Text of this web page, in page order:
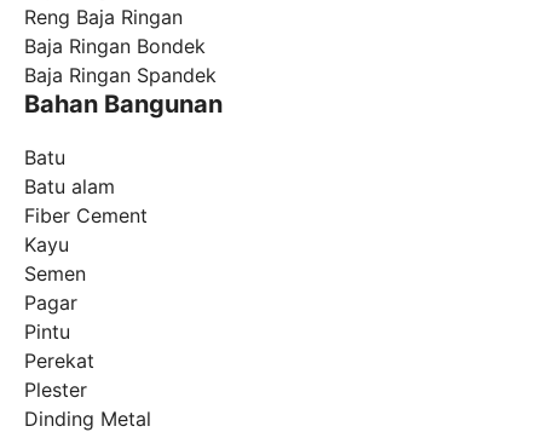
Reng Baja Ringan
Baja Ringan Bondek
Baja Ringan Spandek
Bahan Bangunan
Batu
Batu alam
Fiber Cement
Kayu
Semen
Pagar
Pintu
Perekat
Plester
Dinding Metal